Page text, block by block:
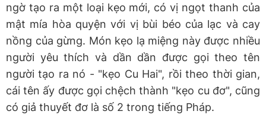
ngờ tạo ra một loại kẹo mới, có vị ngọt thanh của
mật mía hòa quyện với vị bùi béo của lạc và cay
nồng của gừng. Món kẹo lạ miệng này được nhiều
người yêu thích và dần dần được gọi theo tên
người tạo ra nó - "kẹo Cu Hai", rồi theo thời gian,
cái tên ấy được gọi chệch thành "kẹo cu đơ", cũng
có giả thuyết đơ là số 2 trong tiếng Pháp.